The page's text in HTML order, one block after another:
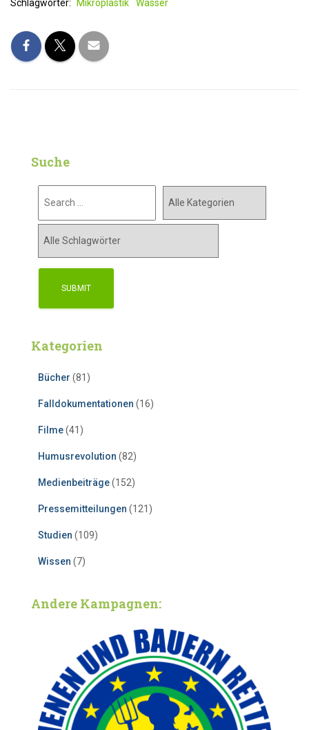
Schlagwörter: Mikroplastik Wasser
Suche
Kategorien
Bücher (81)
Falldokumentationen (16)
Filme(41)
Humusrevolution (82)
Medienbeiträge(152)
Pressemitteilungen (121)
Studien (109)
Wissen (7)
Andere Kampagnen: